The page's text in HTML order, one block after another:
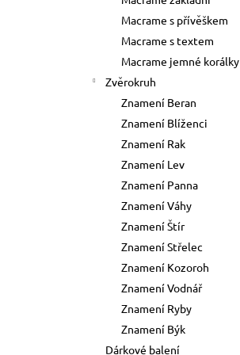
Macrame s přívěškem
Macrame s textem
Macrame jemné korálky
Zvěrokruh
Znamení Beran
Znamení Blíženci
Znamení Rak
Znamení Lev
Znamení Panna
Znamení Váhy
Znamení Štír
Znamení Střelec
Znamení Kozoroh
Znamení Vodnář
Znamení Ryby
Znamení Býk
Dárkové balení
Původně: 89 Kč